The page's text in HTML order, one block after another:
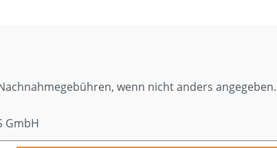
wenn nicht anders angegeben.
GmbH